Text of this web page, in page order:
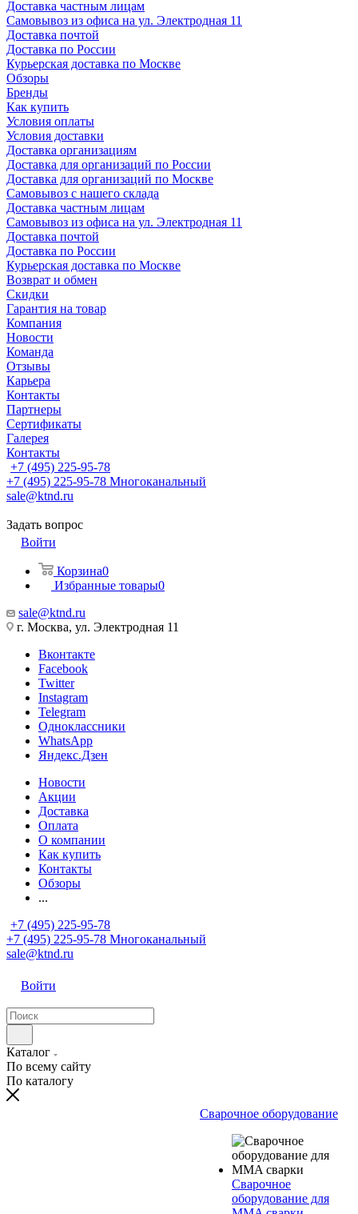
Доставка частным лицам
Самовывоз из офиса на ул. Электродная 11
Доставка почтой
Доставка по России
Курьерская доставка по Москве
Обзоры
Бренды
Как купить
Условия оплаты
Условия доставки
Доставка организациям
Доставка для организаций по России
Доставка для организаций по Москве
Самовывоз с нашего склада
Доставка частным лицам
Самовывоз из офиса на ул. Электродная 11
Доставка почтой
Доставка по России
Курьерская доставка по Москве
Возврат и обмен
Скидки
Гарантия на товар
Компания
Новости
Команда
Отзывы
Карьера
Контакты
Партнеры
Сертификаты
Галерея
Контакты
+7 (495) 225-95-78
+7 (495) 225-95-78 Многоканальный
sale@ktnd.ru
Задать вопрос
Войти
Корзина0
Избранные товары0
sale@ktnd.ru
г. Москва, ул. Электродная 11
Вконтакте
Facebook
Twitter
Instagram
Telegram
Одноклассники
WhatsApp
Яндекс.Дзен
Новости
Акции
Доставка
Оплата
О компании
Как купить
Контакты
Обзоры
...
+7 (495) 225-95-78
+7 (495) 225-95-78 Многоканальный
sale@ktnd.ru
Войти
Каталог
По всему сайту
По каталогу
Сварочное оборудование
Сварочное
оборудование для